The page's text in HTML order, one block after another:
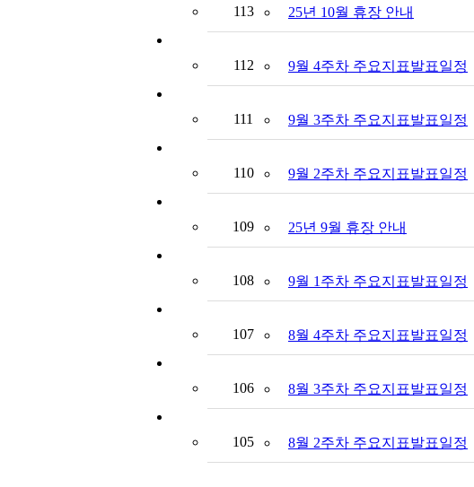
113 25년 10월 휴장 안내
112 9월 4주차 주요지표발표일정
111 9월 3주차 주요지표발표일정
110 9월 2주차 주요지표발표일정
109 25년 9월 휴장 안내
108 9월 1주차 주요지표발표일정
107 8월 4주차 주요지표발표일정
106 8월 3주차 주요지표발표일정
105 8월 2주차 주요지표발표일정